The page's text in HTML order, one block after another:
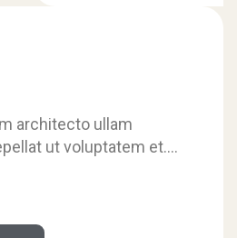
architecto ullam
ut voluptatem et.